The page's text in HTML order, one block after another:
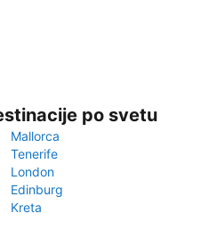
po svetu
Mallorca
Tenerife
London
Edinburg
Kreta